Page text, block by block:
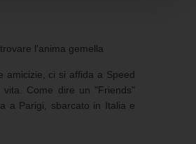
l'anima gemella
amicizie, ci si affida a Speed
Come dire un "Friends"
a Parigi, sbarcato in Italia e